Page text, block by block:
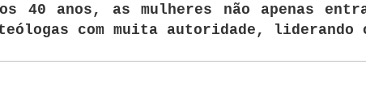
40 anos, as mulheres não apenas
com muita autoridade, liderando